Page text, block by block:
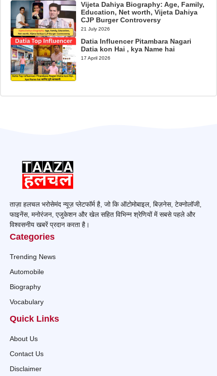
Vijeta Dahiya Biography: Age, Family,
Education, Net worth, Vijeta Dahiya
CJP Burger Controversy
21 July 2026
Datia Influencer Pitambara Nagari
Datia kon Hai , kya Name hai
17 April 2026
ताज़ा हलचल भरोसेमंद न्यूज़ प्लेटफॉर्म है, जो कि ऑटोमोबाइल, बिज़नेस, टेक्नोलॉजी,
फाइनेंस, मनोरंजन, एजुकेशन और खेल सहित विभिन्न श्रेणियों में सबसे पहले और
विश्वसनीय खबरें प्रदान करता है।
Categories
Trending News
Automobile
Biography
Vocabulary
Quick Links
About Us
Contact Us
Disclaimer